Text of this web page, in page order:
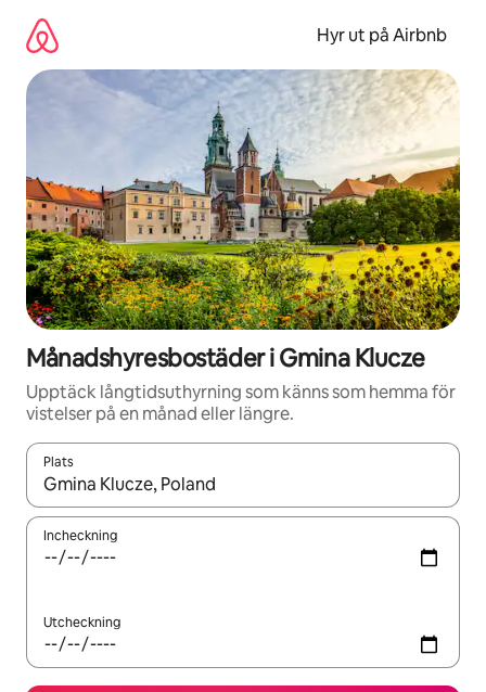
innehåll
Hyr ut på Airbnb
Månadshyresbostäder i Gmina Klucze
Upptäck långtidsuthyrning som känns som hemma för
vistelser på en månad eller längre.
Plats
När resultaten är tillgängliga kan du navigera med upp- och
Incheckning
Utcheckning